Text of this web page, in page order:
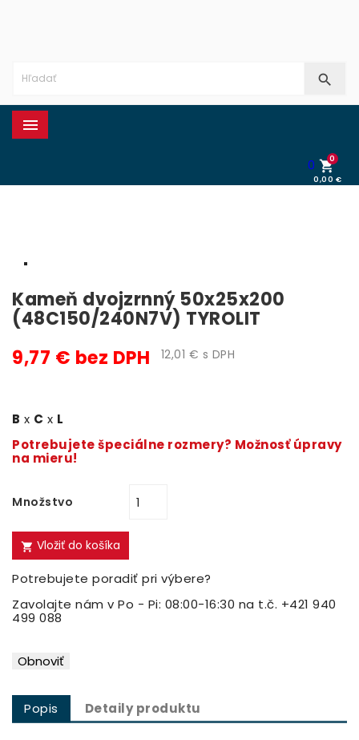


0 
0
0,00 €
Kameň dvojzrnný 50x25x200
(48C150/240N7V) TYROLIT
9,77 € bez DPH 12,01 € s DPH
B x C x L
Potrebujete špeciálne rozmery? Možnosť úpravy
na mieru!
Množstvo
 Vložiť do košíka
Potrebujete poradiť pri výbere?
Zavolajte nám v Po - Pi: 08:00-16:30 na t.č. +421 940
499 088
Popis Detaily produktu